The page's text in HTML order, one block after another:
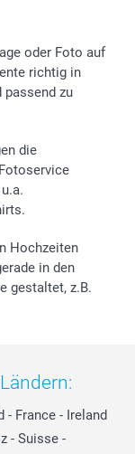
oder Foto auf
richtig in
passend zu
die
Hochzeiten
in den
gestaltet, z.B.
- France - Ireland
- Suisse -